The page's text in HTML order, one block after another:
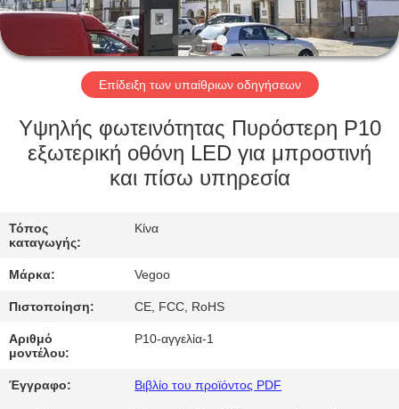
ΣΧΕΤΙΚΆ
ΜΕ
ΕΠΙΣΚΕΨΉ
ΕΡΓΟΣΤΑΣΊΟΥ
ΈΛΕΓΧΟΣ
ΠΟΙΌΤΗΤΑΣ
ΕΠΙΚΟΙΝΩΝΉΣΤΕ
ΜΑΖΊ
ΜΑΣ
Επίδειξη των υπαίθριων οδηγήσεων
Υψηλής φωτεινότητας Πυρόστερη P10
εξωτερική οθόνη LED για μπροστινή
και πίσω υπηρεσία
Τόπος
καταγωγής:
Κίνα
Μάρκα: Vegoo
Πιστοποίηση: CE, FCC, RoHS
Αριθμό
μοντέλου:
P10-αγγελία-1
Έγγραφο: Βιβλίο του προϊόντος PDF